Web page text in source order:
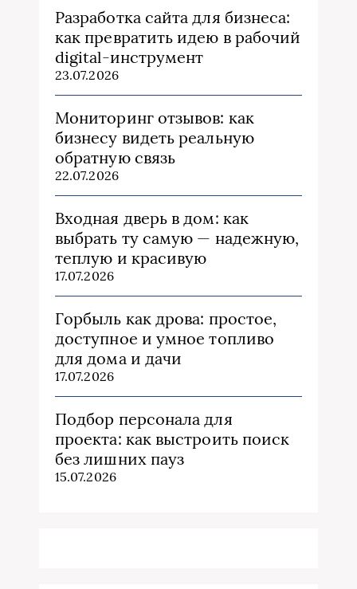
Разработка сайта для бизнеса:
как превратить идею в рабочий
digital-инструмент
23.07.2026
Мониторинг отзывов: как
бизнесу видеть реальную
обратную связь
22.07.2026
Входная дверь в дом: как
выбрать ту самую — надежную,
теплую и красивую
17.07.2026
Горбыль как дрова: простое,
доступное и умное топливо
для дома и дачи
17.07.2026
Подбор персонала для
проекта: как выстроить поиск
без лишних пауз
15.07.2026